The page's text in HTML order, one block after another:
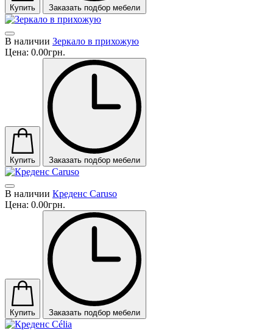
Купить Заказать подбор мебели
В наличии Зеркало в прихожую
Цена: 0.00грн.
Купить Заказать подбор мебели
В наличии Креденс Caruso
Цена: 0.00грн.
Купить Заказать подбор мебели